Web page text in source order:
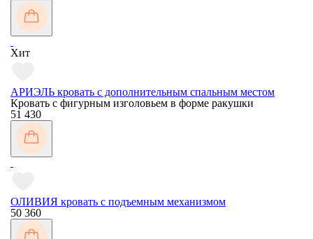
Хит
АРИЭЛЬ кровать с дополнительным спальным местом
Кровать с фигурным изголовьем в форме ракушки
51 430
ОЛИВИЯ кровать с подъемным механизмом
50 360